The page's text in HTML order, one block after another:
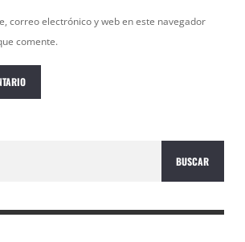
correo electrónico y web en este navegador
comente.